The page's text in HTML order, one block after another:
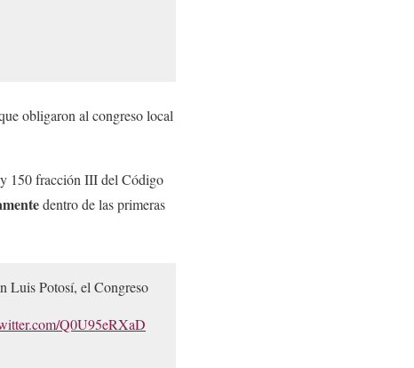
obligaron al congreso local
150 fracción III del Código
dentro de las primeras
Luis Potosí, el Congreso
Q0U95eRXaD